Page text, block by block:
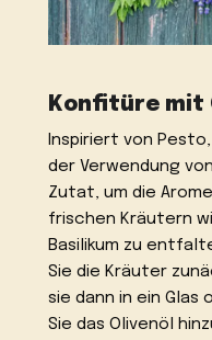
Konfitüre mit
Inspiriert von
der Verwendung
Zutat, um die
frischen Kräutern
Basilikum zu
Sie die Kräuter
sie dann in ein Glas
Sie das Olivenöl